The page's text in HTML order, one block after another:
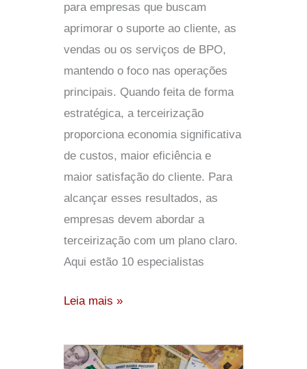
para empresas que buscam
aprimorar o suporte ao cliente, as
vendas ou os serviços de BPO,
mantendo o foco nas operações
principais. Quando feita de forma
estratégica, a terceirização
proporciona economia significativa
de custos, maior eficiência e
maior satisfação do cliente. Para
alcançar esses resultados, as
empresas devem abordar a
terceirização com um plano claro.
Aqui estão 10 especialistas
Leia mais »
Tarifas